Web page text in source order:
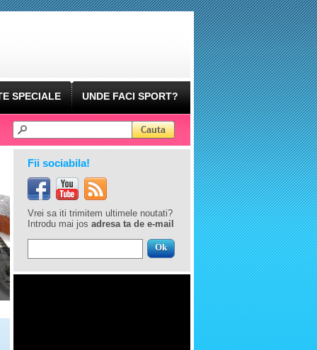
SPECIALE UNDE FACI SPORT?
Fii sociabila!
Vrei sa iti trimitem ultimele noutati?
Introdu mai jos adresa ta de e-mail